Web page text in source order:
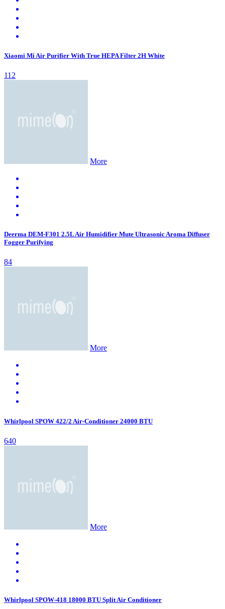
Xiaomi Mi Air Purifier With True HEPA Filter 2H White
112
More
Deerma DEM-F301 2.5L Air Humidifier Mute Ultrasonic Aroma Diffuser
Fogger Purifying
84
More
Whirlpool SPOW 422/2 Air-Conditioner 24000 BTU
640
More
Whirlpool SPOW-418 18000 BTU Split Air Conditioner